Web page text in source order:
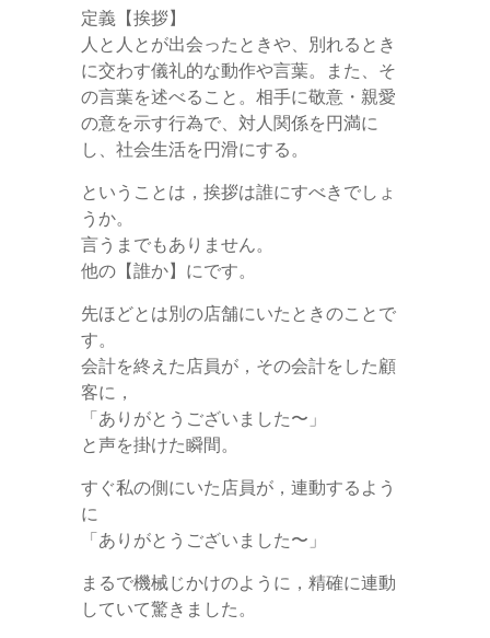
定義【挨拶】
人と人とが出会ったときや、別れるとき
に交わす儀礼的な動作や言葉。また、そ
の言葉を述べること。相手に敬意・親愛
の意を示す行為で、対人関係を円満に
し、社会生活を円滑にする。
ということは，挨拶は誰にすべきでしょ
うか。
言うまでもありません。
他の【誰か】にです。
先ほどとは別の店舗にいたときのことで
す。
会計を終えた店員が，その会計をした顧
客に，
「ありがとうございました〜」
と声を掛けた瞬間。
すぐ私の側にいた店員が，連動するよう
に
「ありがとうございました〜」
まるで機械じかけのように，精確に連動
していて驚きました。